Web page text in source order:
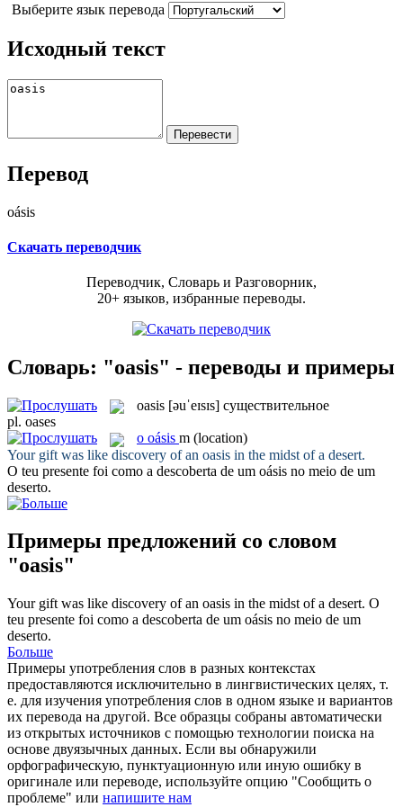
Выберите язык перевода
Исходный текст
Перевод
oásis
Скачать переводчик
Переводчик, Словарь и Разговорник,
20+ языков, избранные переводы.
Словарь: "oasis" - переводы и примеры
oasis [əuˈeɪsɪs] существительное
pl. oases
o oásis m (location)
Your gift was like discovery of an oasis in the midst of a desert.
O teu presente foi como a descoberta de um oásis no meio de um
deserto.
Примеры предложений со словом
"oasis"
Your gift was like discovery of an oasis in the midst of a desert. O
teu presente foi como a descoberta de um oásis no meio de um
deserto.
Больше
Примеры употребления слов в разных контекстах
предоставляются исключительно в лингвистических целях, т.
е. для изучения употребления слов в одном языке и вариантов
их перевода на другой. Все образцы собраны автоматически
из открытых источников с помощью технологии поиска на
основе двуязычных данных. Если вы обнаружили
орфографическую, пунктуационную или иную ошибку в
оригинале или переводе, используйте опцию "Сообщить о
проблеме" или напишите нам